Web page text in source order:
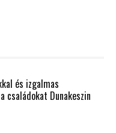
és izgalmas
családokat Dunakeszin